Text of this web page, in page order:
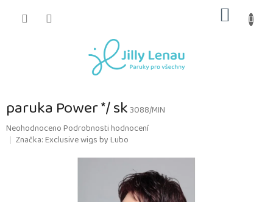
KOŠÍK
paruka Power */ sk3088/MIN
Průměrné
hodnocení
NeohodnocenoPodrobnosti hodnocení
Značka:Exclusive wigs by Lubo